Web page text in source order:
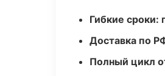
Гибкие сроки:
Доставка по
Полный цикл